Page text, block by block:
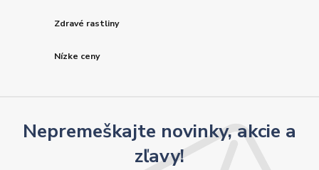
Zdravé rastliny
Nízke ceny
Nepremeškajte novinky, akcie a
zľavy!